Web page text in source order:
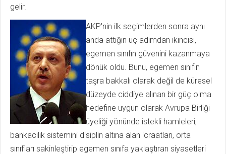
gelir.
AKP'nin ilk seçimlerden sonra aynı
anda attığın üç adımdan ikincisi,
egemen sınıfın güvenini kazanmaya
dönük oldu. Bunu, egemen sınıfın
taşra bakkalı olarak değil de küresel
düzeyde ciddiye alınan bir güç olma
hedefine uygun olarak Avrupa Birliği
üyeliği yönünde istekli hamleleri,
bankacılık sistemini disiplin altına alan icraatları, orta
sınıfları sakinleştirip egemen sınıfa yaklaştıran siyasetleri